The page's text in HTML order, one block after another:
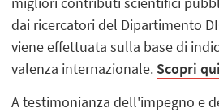
dai ricercatori del Dipartimento
viene effettuata sulla base di
valenza internazionale. Scopri
A testimonianza dell'impegno e